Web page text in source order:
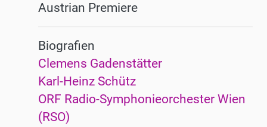
Austrian Premiere
Biografien
Clemens Gadenstätter
Karl-Heinz Schütz
ORF Radio-Symphonieorchester Wien
(RSO)